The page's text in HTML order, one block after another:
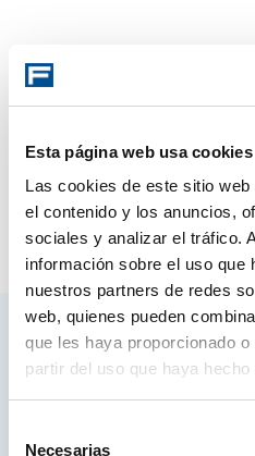
Esta página web usa cookies
Las cookies de este sitio
el contenido y los anuncios,
sociales y analizar el tráfico.
información sobre el uso que
nuestros partners de redes
web, quienes pueden
que les haya proporcionado
partir del uso que haya
Necesarias
Access